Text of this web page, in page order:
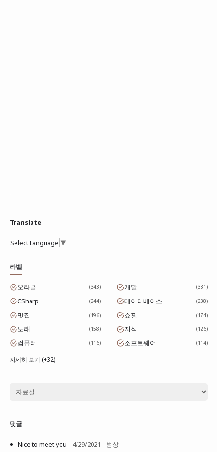
Translate
Select Language ▼
라벨
오라클 343 개발 331
CSharp 244 데이터베이스 238
맛집 196 쇼핑 174
노래 158 지식 126
컴퓨터 116 소프트웨어 114
자세히 보기 (+32)
댓글
Nice to meet you - 4/29/2021 - 범상